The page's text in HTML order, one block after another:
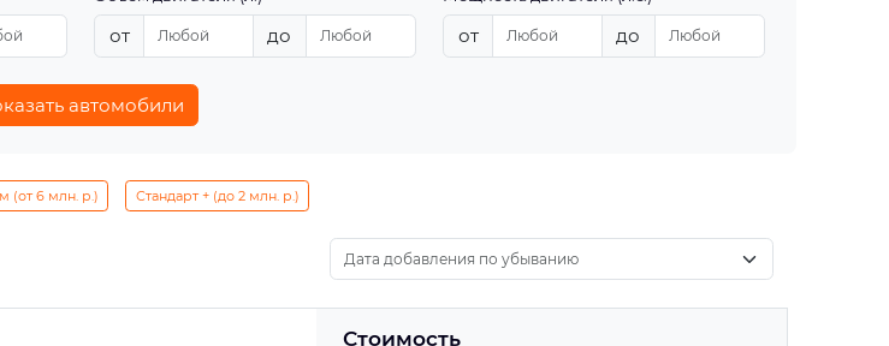
от до от до
автомобили
(от 6 млн. р.) Стандарт + (до 2 млн. р.)
Стоимость